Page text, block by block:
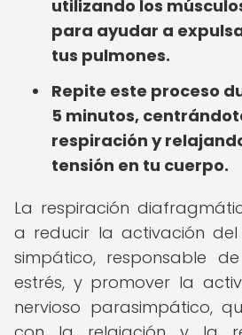
utilizando los
para ayudar a
tus pulmones.
Repite este proceso
5 minutos,
respiración y
tensión en tu cuerpo.
La respiración
a reducir la activación del
simpático, responsable
estrés, y promover la
nervioso parasimpático,